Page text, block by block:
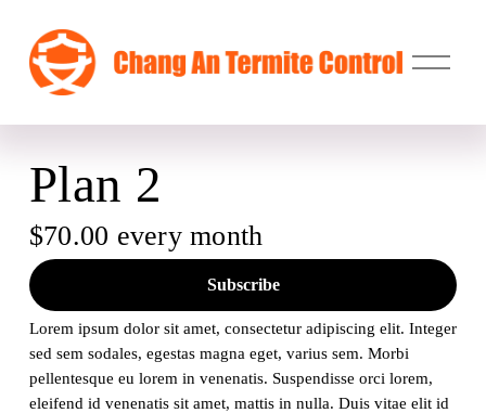
打
开
Plan 2
$70.00 every month
Subscribe
Lorem ipsum dolor sit amet, consectetur adipiscing elit. Integer
sed sem sodales, egestas magna eget, varius sem. Morbi
pellentesque eu lorem in venenatis. Suspendisse orci lorem,
eleifend id venenatis sit amet, mattis in nulla. Duis vitae elit id